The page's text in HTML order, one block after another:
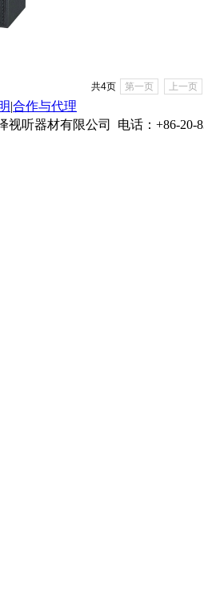
共4页 第一页 上一页
|合作与代理
视听器材有限公司 电话：+86-20-